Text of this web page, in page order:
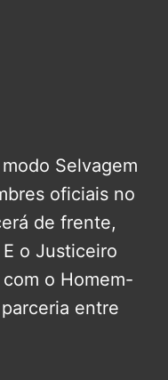
Selvagem
oficiais no
de frente,
o Justiceiro
o Homem-
entre